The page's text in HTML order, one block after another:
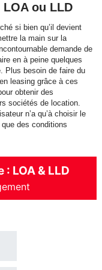
ou LLD
si bien qu’il devient
la main sur la
demande de
en à peine quelques
Plus besoin de faire du
leasing grâce à ces
obtenir des
sociétés de location.
n’a qu’à choisir le
des conditions